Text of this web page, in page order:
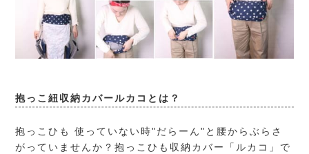
抱っこ紐収納カバールカコとは？
抱っこひも 使っていない時"だらーん"と腰からぶらさ
がっていませんか？抱っこひも収納カバー「ルカコ」で